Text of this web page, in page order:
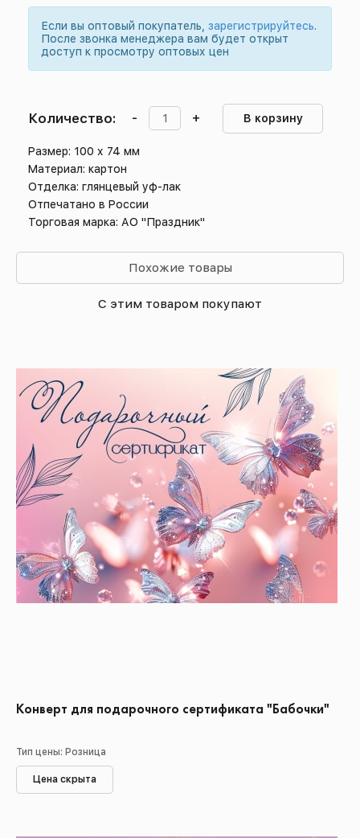
Если вы оптовый покупатель, зарегистрируйтесь.
После звонка менеджера вам будет открыт
доступ к просмотру оптовых цен
Количество: - + В корзину
Размер: 100 х 74 мм
Материал: картон
Отделка: глянцевый уф-лак
Отпечатано в России
Торговая марка: АО "Праздник"
Похожие товары
С этим товаром покупают
Конверт для подарочного сертификата "Бабочки"
Тип цены: Розница
Цена скрыта